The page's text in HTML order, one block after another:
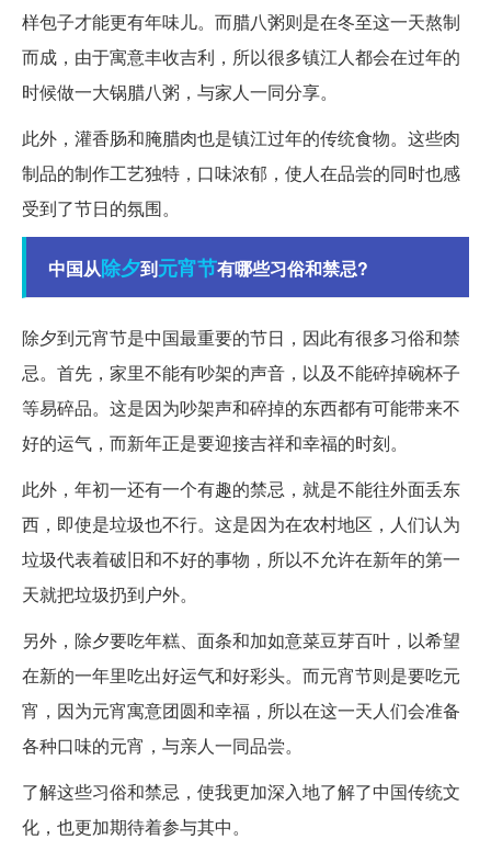
样包子才能更有年味儿。而腊八粥则是在冬至这一天熬制
而成，由于寓意丰收吉利，所以很多镇江人都会在过年的
时候做一大锅腊八粥，与家人一同分享。
此外，灌香肠和腌腊肉也是镇江过年的传统食物。这些肉
制品的制作工艺独特，口味浓郁，使人在品尝的同时也感
受到了节日的氛围。
中国从除夕到元宵节有哪些习俗和禁忌?
除夕到元宵节是中国最重要的节日，因此有很多习俗和禁
忌。首先，家里不能有吵架的声音，以及不能碎掉碗杯子
等易碎品。这是因为吵架声和碎掉的东西都有可能带来不
好的运气，而新年正是要迎接吉祥和幸福的时刻。
此外，年初一还有一个有趣的禁忌，就是不能往外面丢东
西，即使是垃圾也不行。这是因为在农村地区，人们认为
垃圾代表着破旧和不好的事物，所以不允许在新年的第一
天就把垃圾扔到户外。
另外，除夕要吃年糕、面条和加如意菜豆芽百叶，以希望
在新的一年里吃出好运气和好彩头。而元宵节则是要吃元
宵，因为元宵寓意团圆和幸福，所以在这一天人们会准备
各种口味的元宵，与亲人一同品尝。
了解这些习俗和禁忌，使我更加深入地了解了中国传统文
化，也更加期待着参与其中。